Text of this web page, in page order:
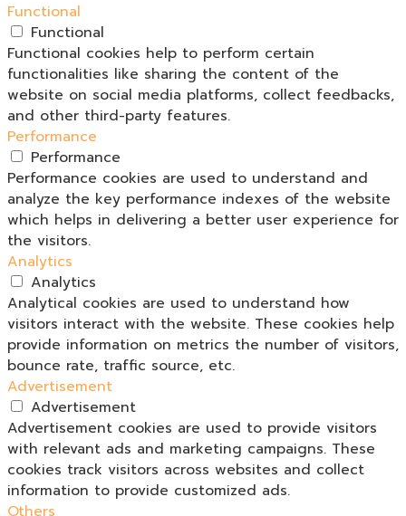
Functional
Functional
Functional cookies help to perform certain
functionalities like sharing the content of the
website on social media platforms, collect feedbacks,
and other third-party features.
Performance
Performance
Performance cookies are used to understand and
analyze the key performance indexes of the website
which helps in delivering a better user experience for
the visitors.
Analytics
Analytics
Analytical cookies are used to understand how
visitors interact with the website. These cookies help
provide information on metrics the number of visitors,
bounce rate, traffic source, etc.
Advertisement
Advertisement
Advertisement cookies are used to provide visitors
with relevant ads and marketing campaigns. These
cookies track visitors across websites and collect
information to provide customized ads.
Others